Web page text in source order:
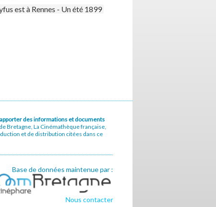
est à Rennes - Un été 1899
des informations et documents
Bretagne, La Cinémathèque française,
et de distribution citées dans ce
Base de données maintenue par :
Nous contacter